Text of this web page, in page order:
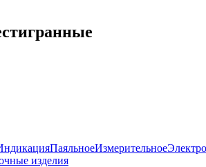
ПаяльноеИзмерительное
изделия